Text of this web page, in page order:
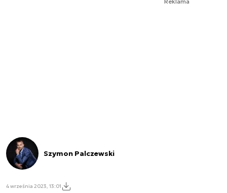
Szymon Palczewski
4 września 2023, 13:01